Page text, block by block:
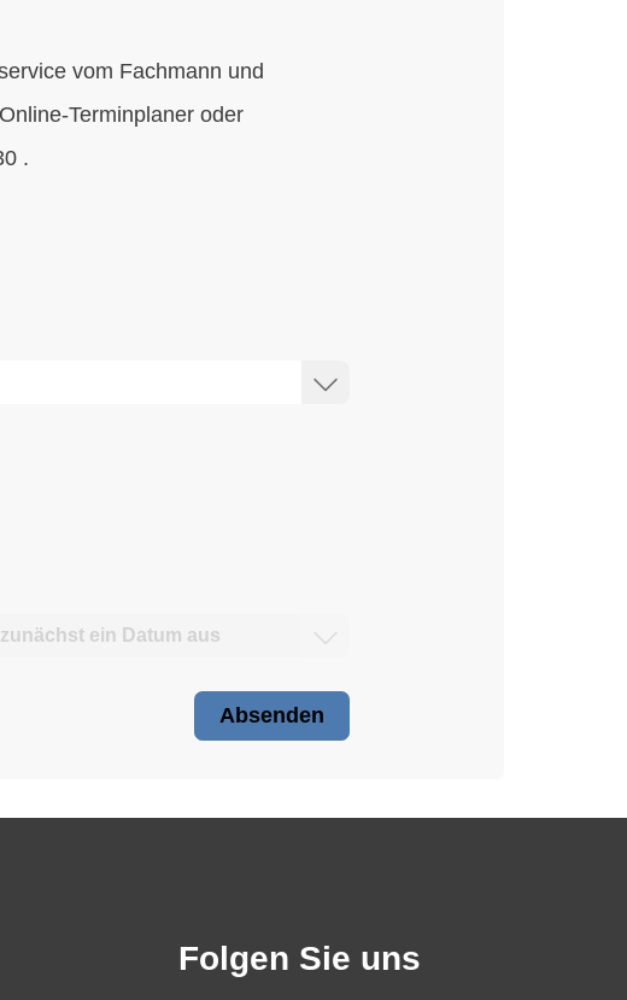
vom Fachmann und
Terminplaner oder
.
Absenden
Folgen Sie uns